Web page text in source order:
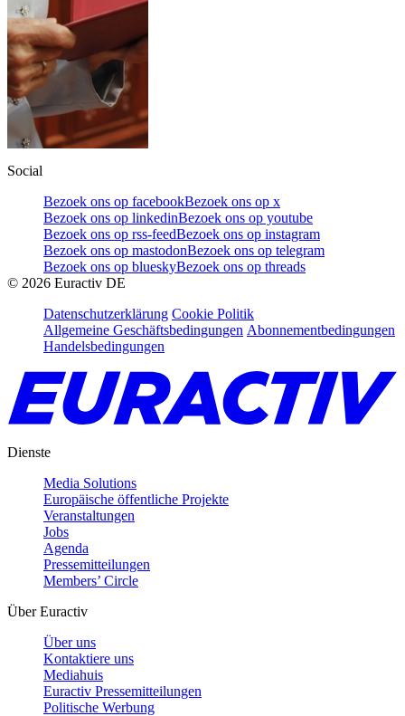
Social
Bezoek ons op facebookBezoek ons op x
Bezoek ons op linkedinBezoek ons op youtube
Bezoek ons op rss-feedBezoek ons op instagram
Bezoek ons op mastodonBezoek ons op telegram
Bezoek ons op blueskyBezoek ons op threads
© 2026 Euractiv DE
Datenschutzerklärung Cookie Politik
Allgemeine Geschäftsbedingungen Abonnementbedingungen
Handelsbedingungen
Dienste
Media Solutions
Europäische öffentliche Projekte
Veranstaltungen
Jobs
Agenda
Pressemitteilungen
Members’ Circle
Über Euractiv
Über uns
Kontaktiere uns
Mediahuis
Euractiv Pressemitteilungen
Politische Werbung